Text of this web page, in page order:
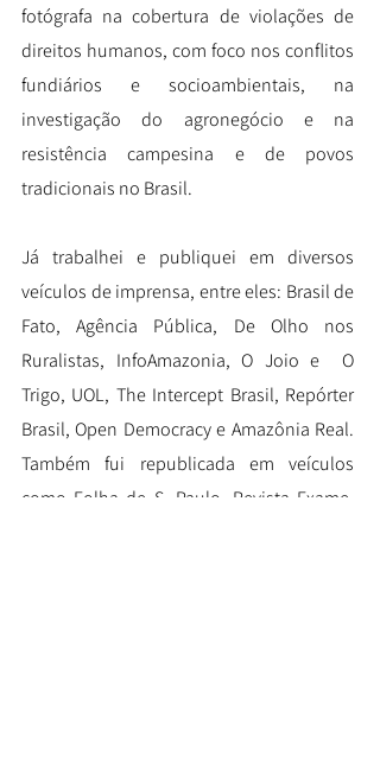
fotógrafa na cobertura de violações de
direitos humanos, com foco nos conflitos
fundiários e socioambientais, na
investigação do agronegócio e na
resistência campesina e de povos
tradicionais no Brasil.
Já trabalhei e publiquei em diversos
veículos de imprensa, entre eles: Brasil de
Fato, Agência Pública, De Olho nos
Ruralistas, InfoAmazonia, O Joio e O
Trigo, UOL, The Intercept Brasil, Repórter
Brasil, Open Democracy e Amazônia Real.
Também fui republicada em veículos
como Folha de S. Paulo, Revista Exame,